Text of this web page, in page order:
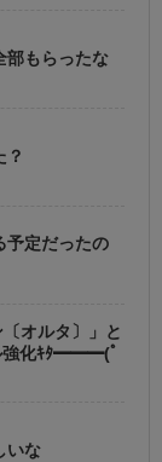
部もらったな
？
予定だったの
オルタ〕」と
強化ｷﾀ━━━(ﾟ
いな